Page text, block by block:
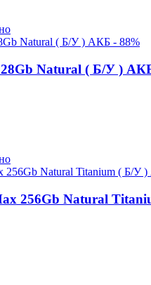
Natural ( Б/У )
256Gb Natural